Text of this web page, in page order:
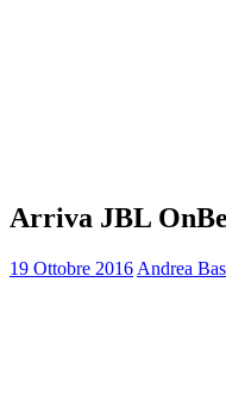
Arriva JBL
19 Ottobre 2016 Andrea